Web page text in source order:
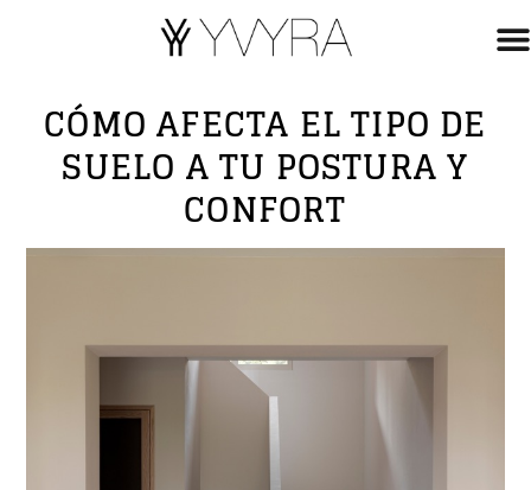
CÓMO AFECTA EL TIPO DE
SUELO A TU POSTURA Y
CONFORT